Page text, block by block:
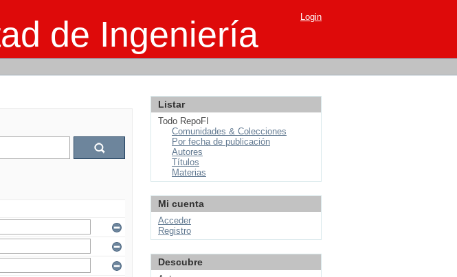
de Ingeniería Login
Listar
Todo RepoFI
Comunidades & Colecciones
Por fecha de publicación
Autores
Títulos
Materias
Mi cuenta
Acceder
Registro
Descubre